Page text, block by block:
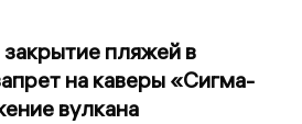
пляжей в
на каверы «Сигма-
вулкана